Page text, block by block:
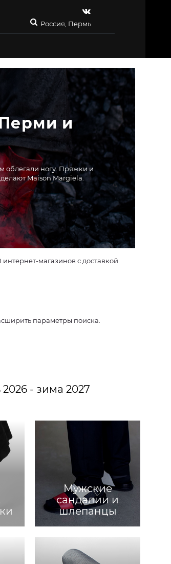
Россия, Пермь
и
облегали ногу. Пряжки и
Maison Margiela.
магазинов с доставкой
параметры поиска.
- зима 2027
Мужские
сандалии и
шлепанцы